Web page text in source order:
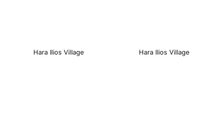
Hara Ilios Village Hara Ilios Village